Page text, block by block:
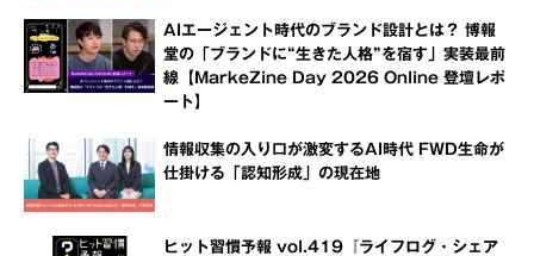
AIエージェント時代のブランド設計とは？ 博報
堂の「ブランドに“生きた人格”を宿す」実装最前
線【MarkeZine Day 2026 Online 登壇レポ
ート】
情報収集の入り口が激変するAI時代 FWD生命が
仕掛ける「認知形成」の現在地
ヒット習慣予報 vol.419『ライフログ・シェア